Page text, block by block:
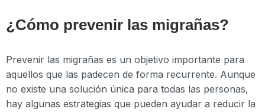
¿Cómo prevenir las migrañas?
Prevenir las migrañas es un objetivo importante para
aquellos que las padecen de forma recurrente. Aunque
no existe una solución única para todas las personas,
hay algunas estrategias que pueden ayudar a reducir la